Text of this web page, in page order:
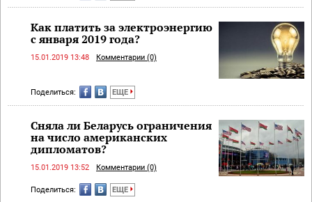
Как платить за электроэнергию
с января 2019 года?
15.01.2019 13:48 Комментарии (0)
Поделиться: ЕЩЕ
Сняла ли Беларусь ограничения
на число американских
дипломатов?
15.01.2019 13:52 Комментарии (0)
Поделиться: ЕЩЕ